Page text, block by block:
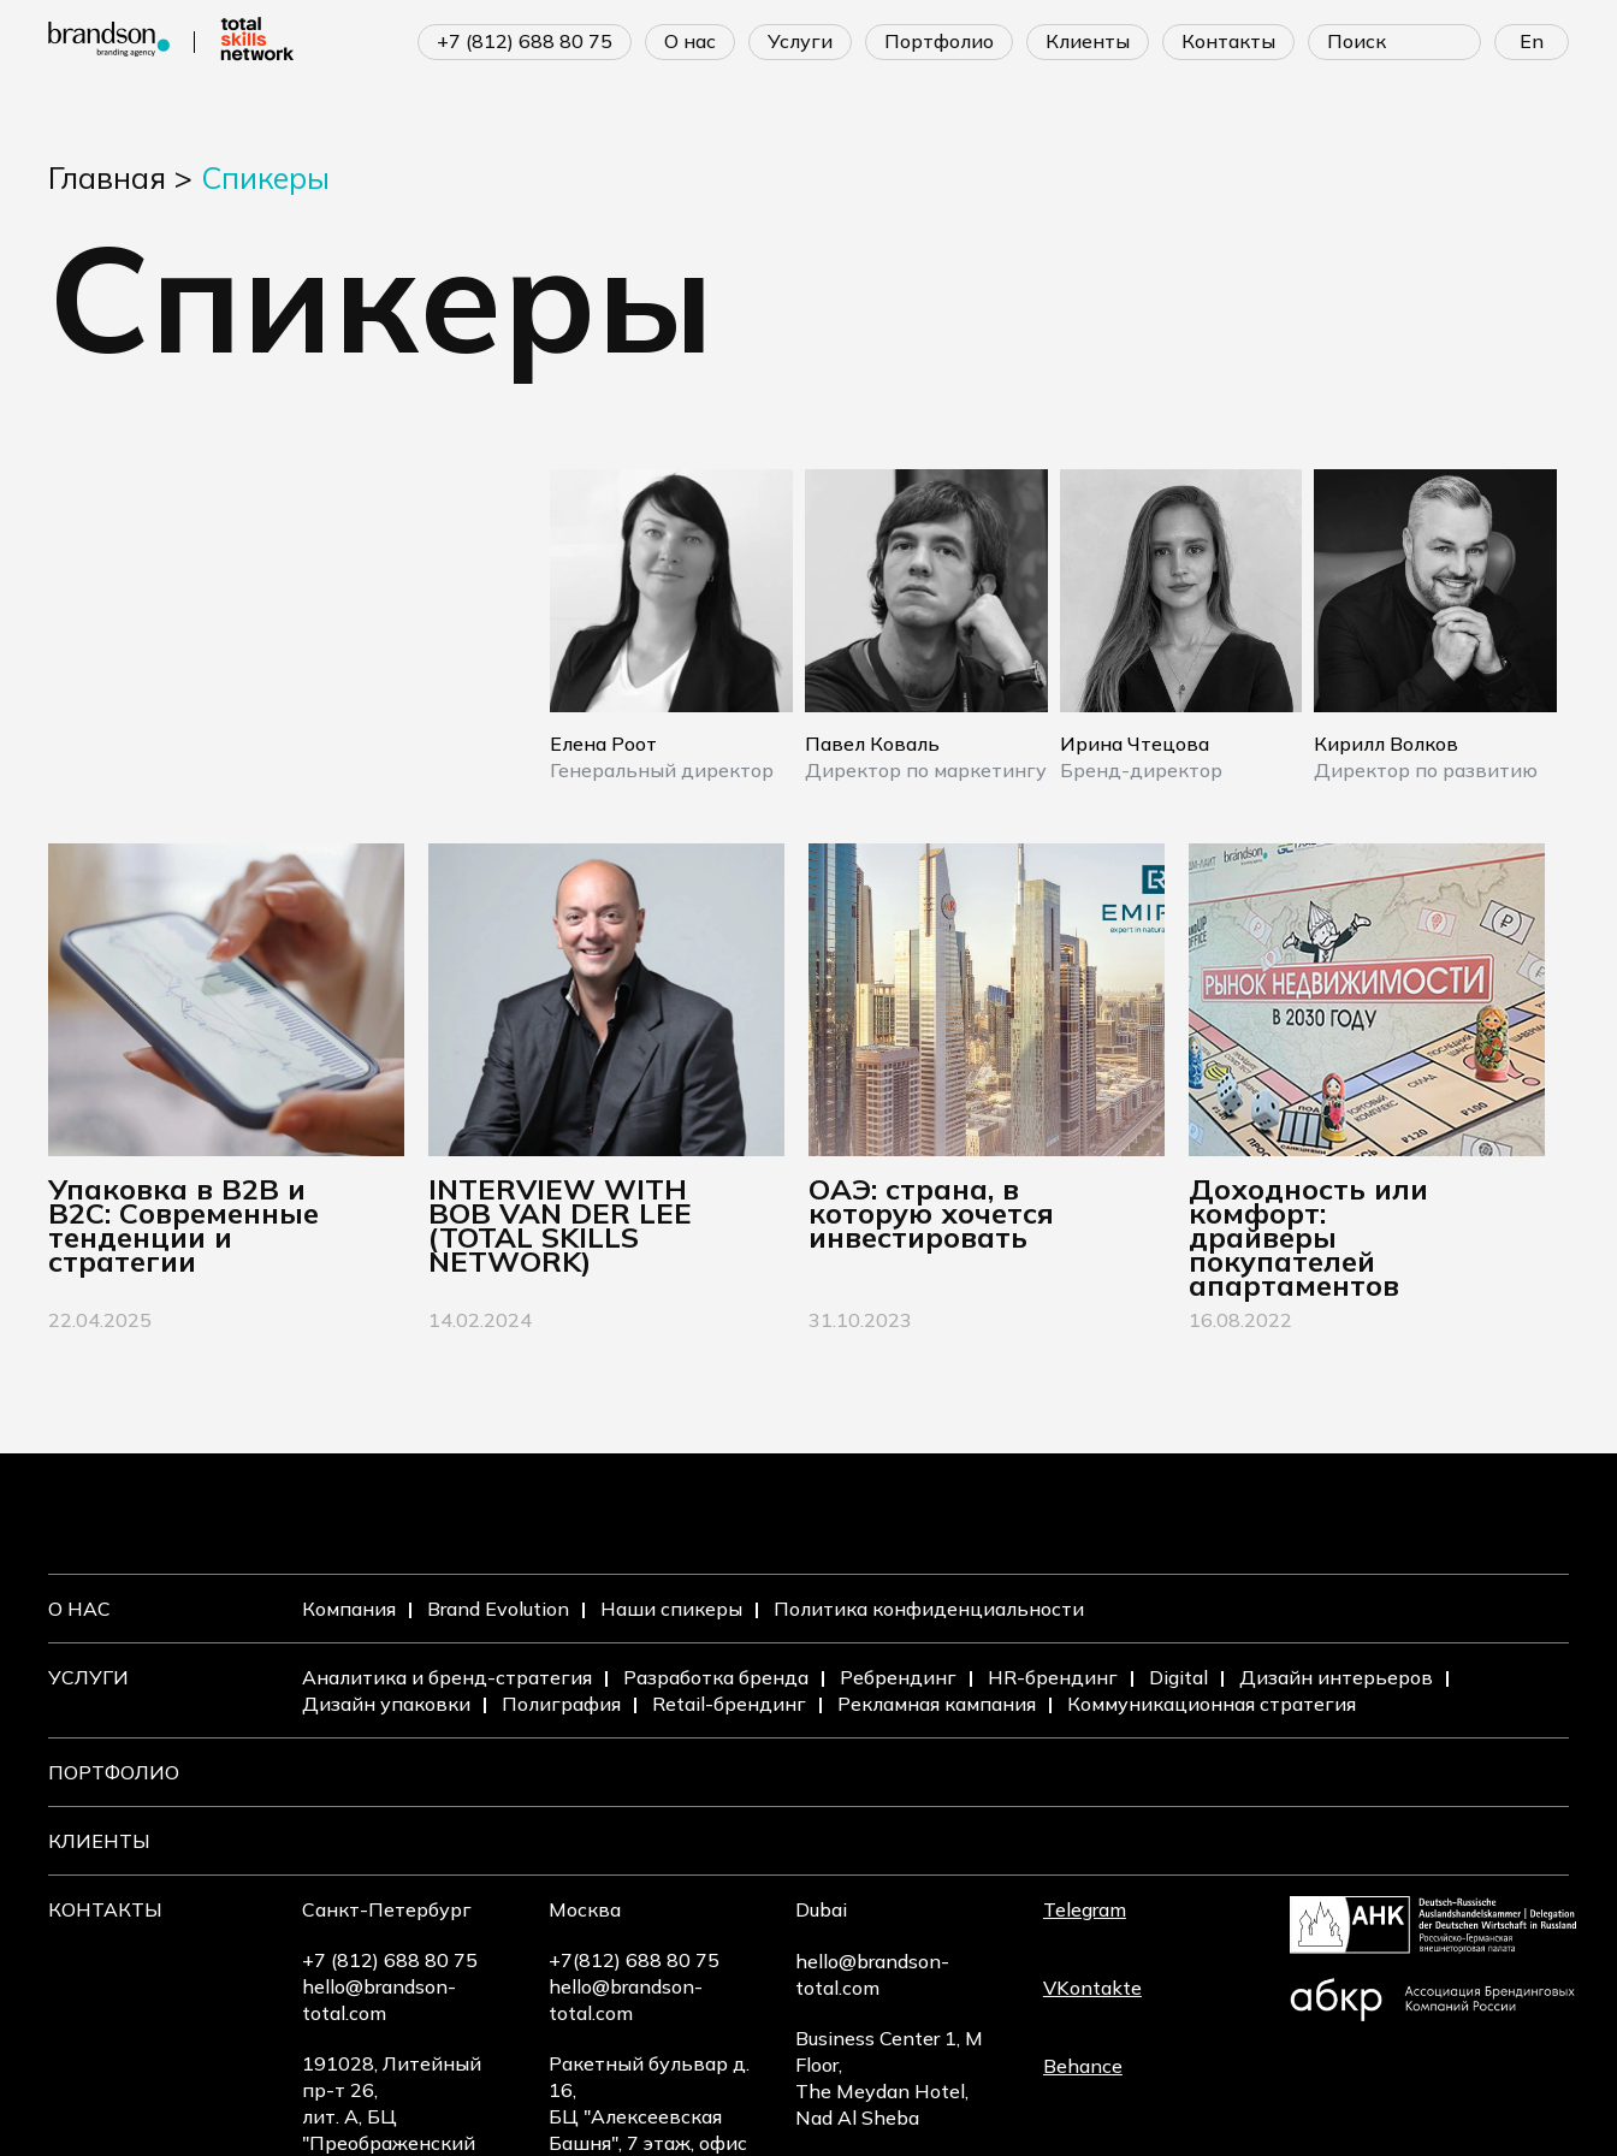
+7 (812) 688 80 75 о нас услуги портфолио клиенты контакты En
Главная > Спикеры
Спикеры
Елена Роот
Генеральный директор
Павел Коваль
Директор по маркетингу
Ирина Чтецова
Бренд-директор
Кирилл Волков
Директор по развитию
Упаковка в B2B и
B2C: Современные
тенденции и
стратегии
22.04.2025
INTERVIEW WITH
BOB VAN DER LEE
(TOTAL SKILLS
NETWORK)
14.02.2024
ОАЭ: страна, в
которую хочется
инвестировать
31.10.2023
Доходность или
комфорт:
драйверы
покупателей
апартаментов
16.08.2022
О НАС Компания Brand Evolution Наши спикеры Политика конфиденциальности
УСЛУГИ Аналитика и бренд-стратегия Разработка бренда Ребрендинг HR-брендинг Digital
Дизайн интерьеров
Дизайн упаковки
Полиграфия Retail-брендинг Рекламная кампания Коммуникационная стратегия
ПОРТФОЛИО
КЛИЕНТЫ
КОНТАКТЫ Санкт-Петербург
+7 (812) 688 80 75
hello@brandson-
total.com
191028, Литейный
пр-т 26,
лит. А, БЦ
"Преображенский
Москва
+7(812) 688 80 75
hello@brandson-
total.com
Ракетный бульвар д.
16,
БЦ "Алексеевская
Башня", 7 этаж, офис
Dubai
hello@brandson-
total.com
Business Center 1, M
Floor,
The Meydan Hotel,
Nad Al Sheba
Telegram
VKontakte
Behance